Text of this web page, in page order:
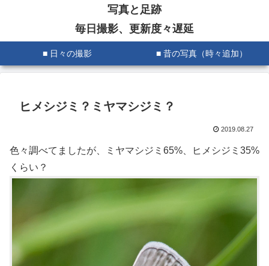
写真と足跡
毎日撮影、更新度々遅延
■ 日々の撮影 ■ 昔の写真（時々追加）
ヒメシジミ？ミヤマシジミ？
2019.08.27
色々調べてましたが、ミヤマシジミ65%、ヒメシジミ35%
くらい？